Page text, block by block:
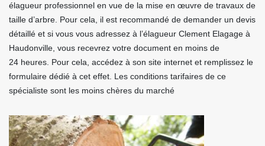
élagueur professionnel en vue de la mise en œuvre de travaux de
taille d’arbre. Pour cela, il est recommandé de demander un devis
détaillé et si vous vous adressez à l’élagueur Clement Elagage à
Haudonville, vous recevrez votre document en moins de
24 heures. Pour cela, accédez à son site internet et remplissez le
formulaire dédié à cet effet. Les conditions tarifaires de ce
spécialiste sont les moins chères du marché